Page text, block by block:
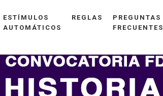
ESTÍMULOS
AUTOMÁTICOS
REGLAS
PREGUNTAS
FRECUENTES